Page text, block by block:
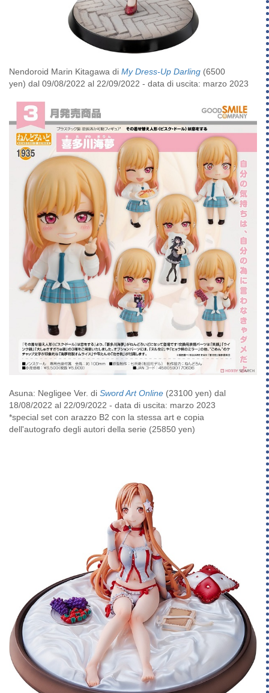
Nendoroid Marin Kitagawa di My Dress-Up Darling (6500
yen) dal 09/08/2022 al 22/09/2022 - data di uscita: marzo 2023
Asuna: Negligee Ver. di Sword Art Online (23100 yen) dal
18/08/2022 al 22/09/2022 - data di uscita: marzo 2023
*special set con arazzo B2 con la stessa art e copia
dell'autografo degli autori della serie (25850 yen)